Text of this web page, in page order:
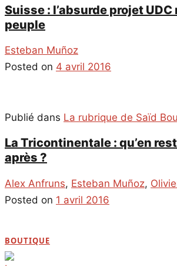
Suisse : l’absurde projet
peuple
Esteban Muñoz
Posted on 4 avril 2016
Publié dans La rubrique de Saïd
La Tricontinentale : qu’en
après ?
Alex Anfruns, Esteban Muñoz,
Posted on 1 avril 2016
BOUTIQUE